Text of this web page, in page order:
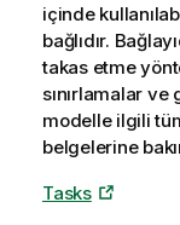
içinde
bağlıdır.
takas etme
sınırlamalar
modelle ilgili
belgelerine
Tasks